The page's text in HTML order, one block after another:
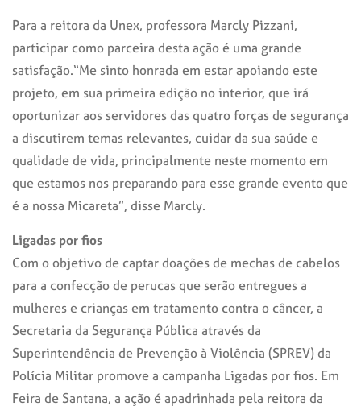
Para a reitora da Unex, professora Marcly Pizzani,
participar como parceira desta ação é uma grande
satisfação.“Me sinto honrada em estar apoiando este
projeto, em sua primeira edição no interior, que irá
oportunizar aos servidores das quatro forças de segurança
a discutirem temas relevantes, cuidar da sua saúde e
qualidade de vida, principalmente neste momento em
que estamos nos preparando para esse grande evento que
é a nossa Micareta”, disse Marcly.
Ligadas por fios
Com o objetivo de captar doações de mechas de cabelos
para a confecção de perucas que serão entregues a
mulheres e crianças em tratamento contra o câncer, a
Secretaria da Segurança Pública através da
Superintendência de Prevenção à Violência (SPREV) da
Polícia Militar promove a campanha Ligadas por fios. Em
Feira de Santana, a ação é apadrinhada pela reitora da